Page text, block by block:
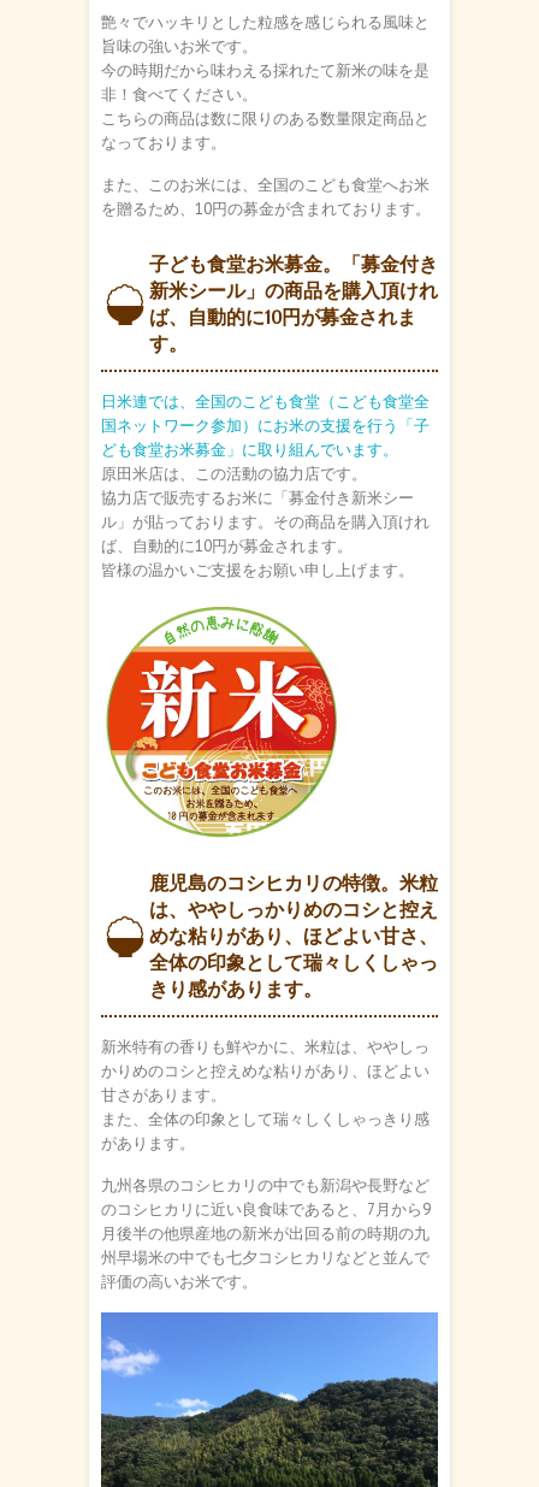
艶々でハッキリとした粒感を感じられる風味と
旨味の強いお米です。
今の時期だから味わえる採れたて新米の味を是
非！食べてください。
こちらの商品は数に限りのある数量限定商品と
なっております。
また、このお米には、全国のこども食堂へお米
を贈るため、10円の募金が含まれております。
子ども食堂お米募金。「募金付き
新米シール」の商品を購入頂けれ
ば、自動的に10円が募金されま
す。
日米連では、全国のこども食堂（こども食堂全
国ネットワーク参加）にお米の支援を行う「子
ども食堂お米募金」に取り組んでいます。
原田米店は、この活動の協力店です。
協力店で販売するお米に「募金付き新米シー
ル」が貼っております。その商品を購入頂けれ
ば、自動的に10円が募金されます。
皆様の温かいご支援をお願い申し上げます。
鹿児島のコシヒカリの特徴。米粒
は、ややしっかりめのコシと控え
めな粘りがあり、ほどよい甘さ、
全体の印象として瑞々しくしゃっ
きり感があります。
新米特有の香りも鮮やかに、米粒は、ややしっ
かりめのコシと控えめな粘りがあり、ほどよい
甘さがあります。
また、全体の印象として瑞々しくしゃっきり感
があります。
九州各県のコシヒカリの中でも新潟や長野など
のコシヒカリに近い良食味であると、7月から9
月後半の他県産地の新米が出回る前の時期の九
州早場米の中でも七夕コシヒカリなどと並んで
評価の高いお米です。